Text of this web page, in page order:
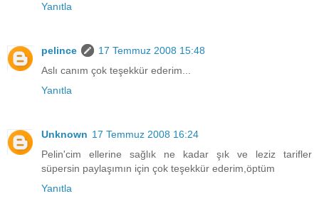
Yanıtla
pelince
17 Temmuz 2008 15:48
Aslı canım çok teşekkür ederim...
Yanıtla
Unknown 17 Temmuz 2008 16:24
Pelin'cim ellerine sağlık ne kadar şık ve leziz tarifler
süpersin paylaşımın için çok teşekkür ederim,öptüm
Yanıtla